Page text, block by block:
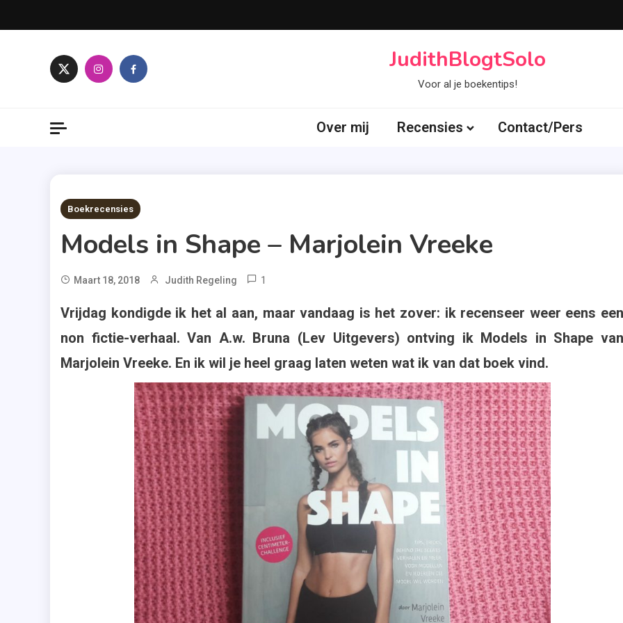
to
JudithBlogtSolo
Voor al je boekentips!
Over mij Recensies Contact/Pers
7 MINS READ
Boekrecensies
Models in Shape – Marjolein Vreeke
Maart 18, 2018 Judith Regeling 1
Vreeke
,
,
Models
In
Shape
Sporten
Work-
Vrijdag kondigde ik het al aan, maar vandaag is het zover: ik recenseer weer eens een
non fictie-verhaal. Van A.w. Bruna (Lev Uitgevers) ontving ik Models in Shape van
Marjolein Vreeke. En ik wil je heel graag laten weten wat ik van dat boek vind.